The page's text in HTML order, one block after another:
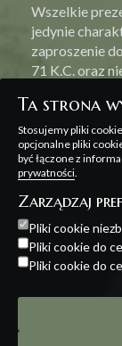
Wszelkie
jedynie
zaproszenie
71 K.C. oraz
Polityka
Ta strona
Stosujemy pliki
opcjonalne pliki
być łączone z
prywatności.
Zarządzaj
Pliki cookie
Pliki cookie do
Pliki cookie do